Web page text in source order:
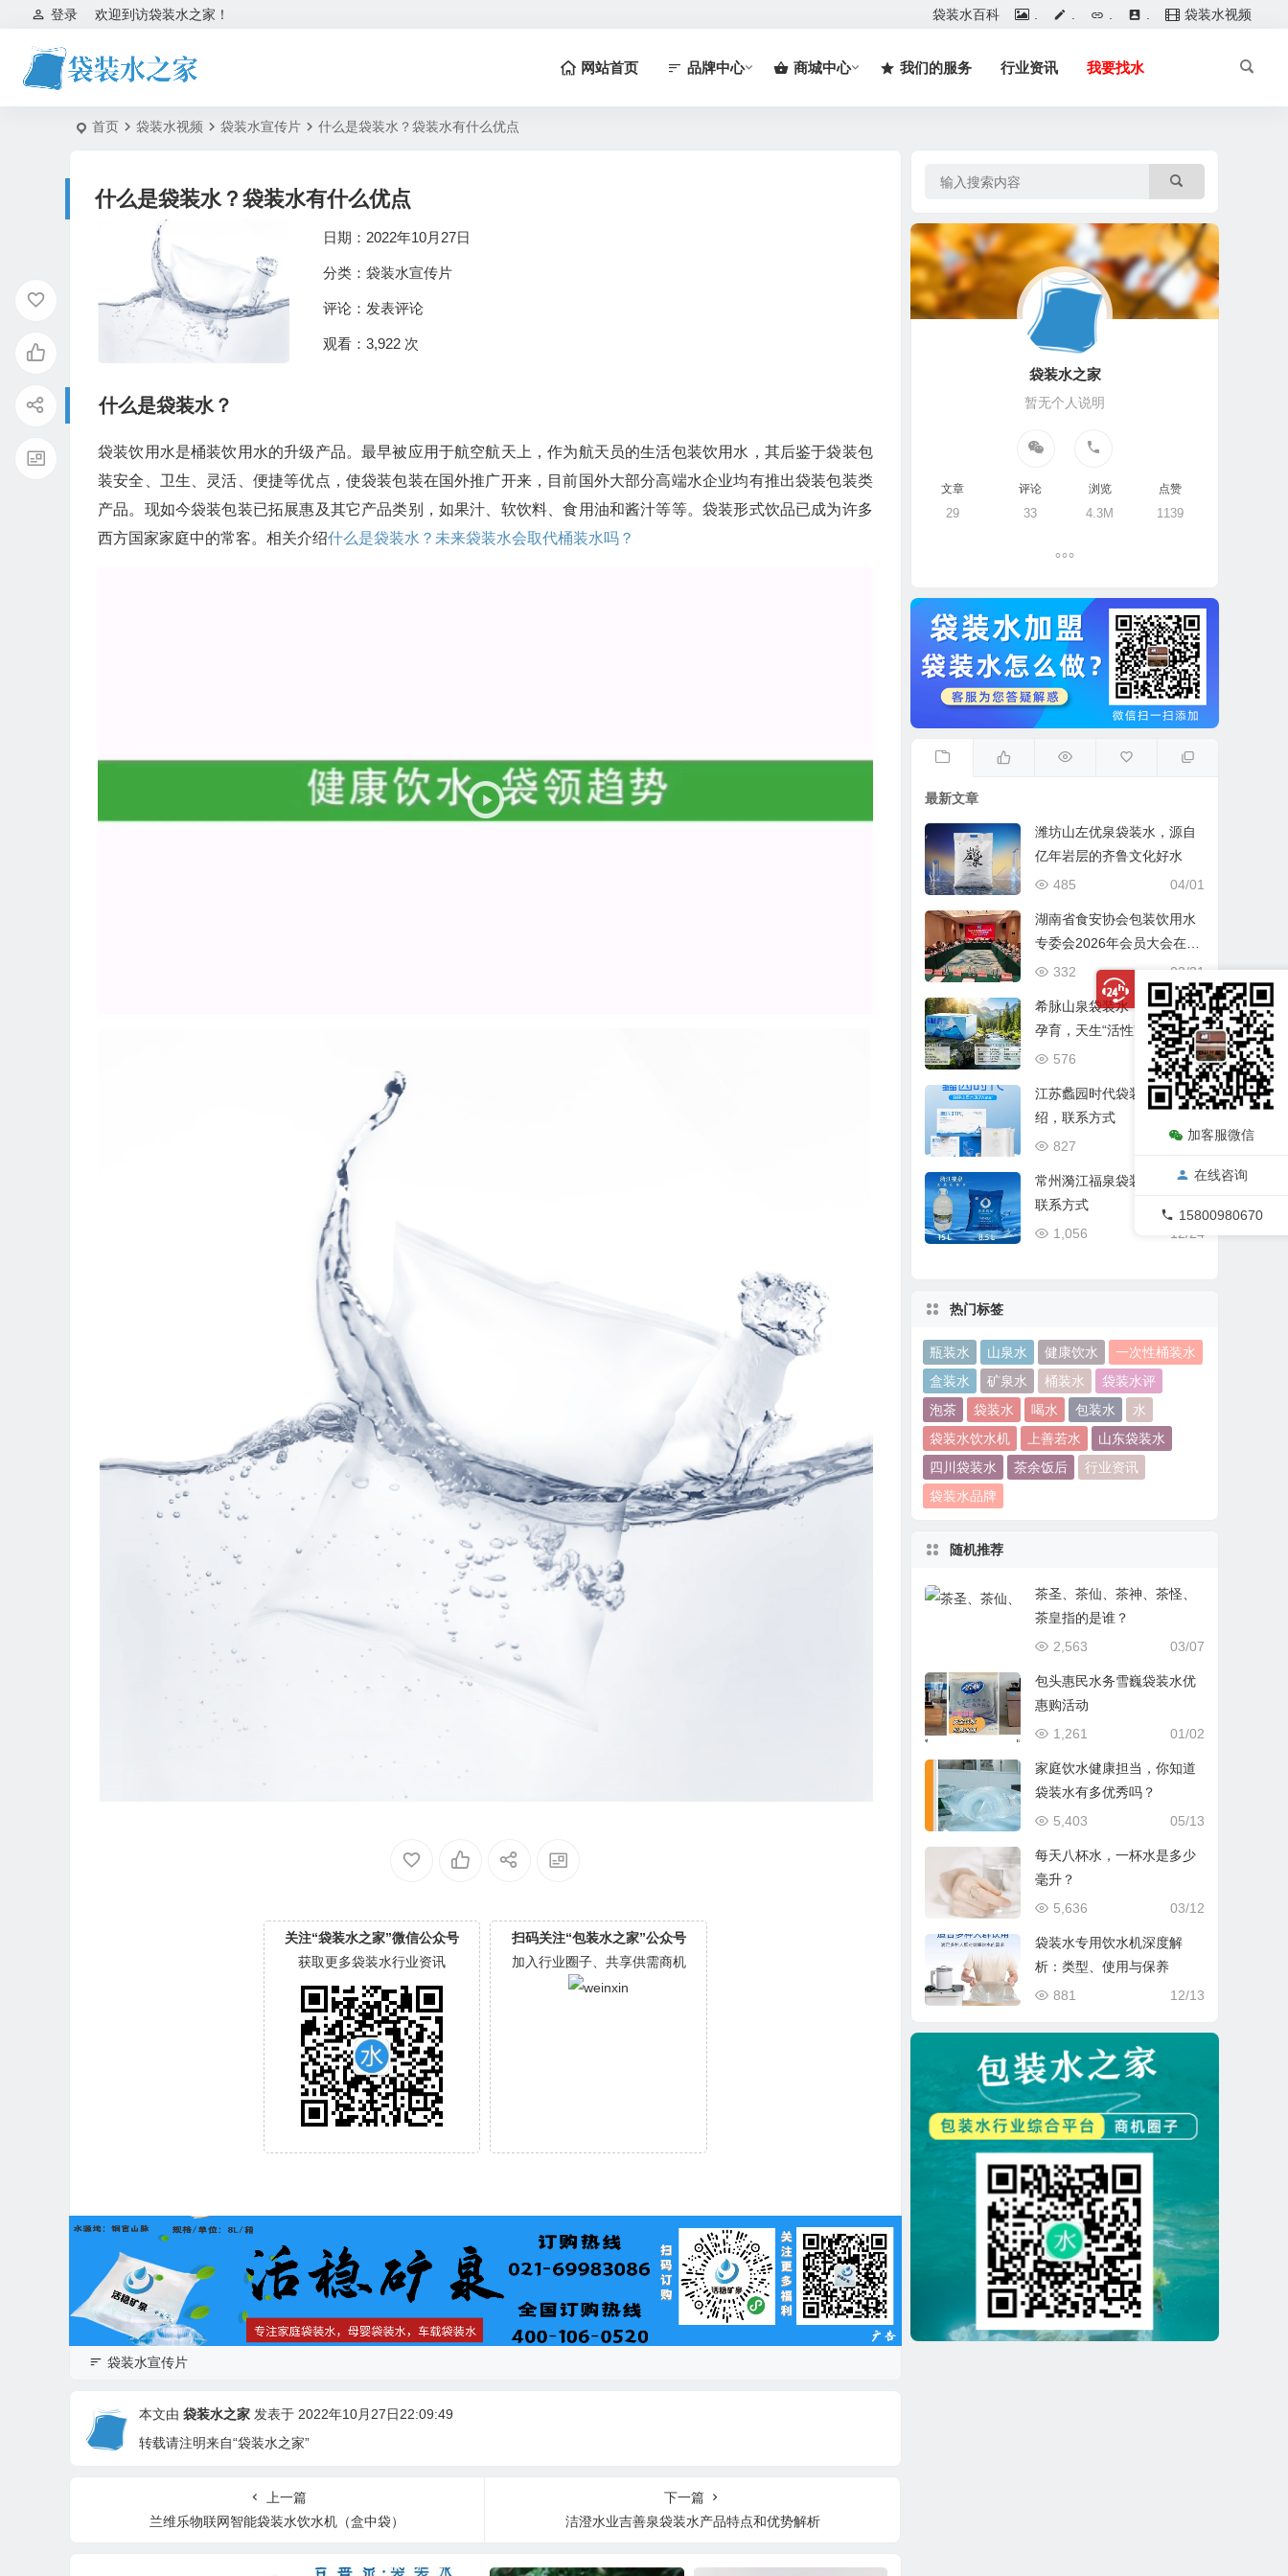
欢迎到访袋装水之家！
登录 袋装水百科 袋装水视频
网站首页 品牌中心 商城中心 我们的服务 行业资讯 我要找水
首页 袋装水视频 袋装水宣传片 什么是袋装水？袋装水有什么优点
什么是袋装水？袋装水有什么优点
日期：2022年10月27日
分类： 袋装水宣传片
评论： 发表评论
观看：3,922 次
什么是袋装水？
袋装饮用水是桶装饮用水的升级产品。最早被应用于航空航天上，作为航天员的生活包装饮用水，其后鉴于袋装包
装安全、卫生、灵活、便捷等优点，使袋装包装在国外推广开来，目前国外大部分高端水企业均有推出袋装包装类
产品。现如今袋装包装已拓展惠及其它产品类别，如果汁、软饮料、食用油和酱汁等等。袋装形式饮品已成为许多
西方国家家庭中的常客。相关介绍什么是袋装水？未来袋装水会取代桶装水吗？
关注“袋装水之家”微信公众号
获取更多袋装水行业资讯
扫码关注“包装水之家”公众号
加入行业圈子、共享供需商机
袋装水宣传片
本文由 袋装水之家 发表于 2022年10月27日22:09:49
转载请注明来自“袋装水之家”
上一篇
兰维乐物联网智能袋装水饮水机（盒中袋）
下一篇
洁澄水业吉善泉袋装水产品特点和优势解析
袋装水之家
暂无个人说明
文章
29
评论
33
浏览
4.3M
点赞
1139
最新文章
潍坊山左优泉袋装水，源自
亿年岩层的齐鲁文化好水
04/01
485
湖南省食安协会包装饮用水
专委会2026年会员大会在长
沙圆满召开
03/31
332
希脉山泉袋装水：蒙山冰川
孕育，天生“活性”好水
03/21
576
江苏蠡园时代袋装山泉水介
绍，联系方式
12/31
827
常州漪江福泉袋装水介绍、
联系方式
12/24
1,056
热门标签
瓶装水 山泉水 健康饮水
一次性桶装水
盒装水
矿泉水 桶装水
袋装水评
泡茶
袋装水 喝水 包装水
水
袋装水饮水机
上善若水
山东袋装水
四川袋装水
茶余饭后
行业资讯
袋装水品牌
随机推荐
茶圣、茶仙、茶神、茶怪、
茶皇指的是谁？
03/07
2,563
包头惠民水务雪巍袋装水优
惠购活动
01/02
1,261
家庭饮水健康担当，你知道
袋装水有多优秀吗？
05/13
5,403
每天八杯水，一杯水是多少
毫升？
03/12
5,636
袋装水专用饮水机深度解
析：类型、使用与保养
12/13
881
加客服微信
在线咨询
15800980670